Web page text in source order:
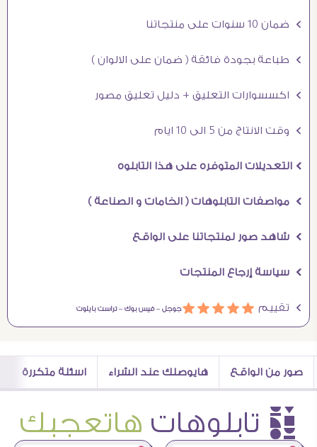
Ö ضمان 10 سنوات على منتجاتنا
Ö طباعة بجودة فائقة ( ضمان على الالوان )
Ö اكسسوارات التعليق + دليل تعليق مصور
Ö وقت الانتاج من 5 الى 10 ايام
Ö التعديلات المتوفره على هذا التابلوه
Ö مواصفات التابلوهات ( الخامات و الصناعة )
Ö شاهد صور لمنتجاتنا على الواقع
Ö سياسة إرجاع المنتجات
Ö تقييم áááááجوجل –فيس بوك –تراست بايلوت
صور من الواقع هايوصلك عند الشراء اسئلة متكررة
è تابلوهات هاتعجبك